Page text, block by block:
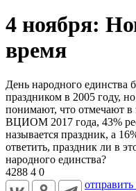
4 ноября:
время
День народного единства
праздником в 2005 году,
понимают, что отмечают в
ВЦИОМ 2017 года, 43%
называется праздник, а
ответить, праздник ли в
народного единства?
4288 4 0